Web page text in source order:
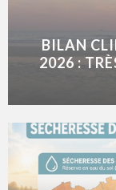
BILAN
2026 :